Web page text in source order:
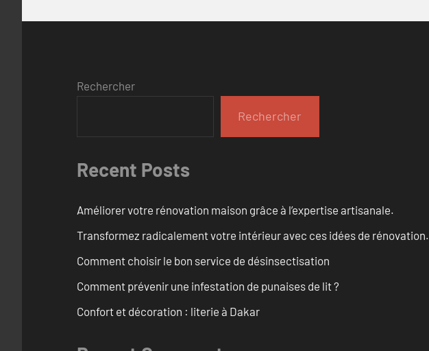
Rechercher
Rechercher
Recent Posts
Améliorer votre rénovation maison grâce à l’expertise artisanale.
Transformez radicalement votre intérieur avec ces idées de rénovation.
Comment choisir le bon service de désinsectisation
Comment prévenir une infestation de punaises de lit ?
Confort et décoration : literie à Dakar